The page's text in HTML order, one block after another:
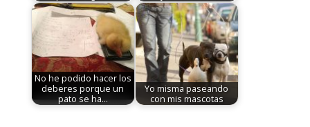
No he podido hacer los
deberes porque un
pato se ha…
Yo misma paseando
con mis mascotas